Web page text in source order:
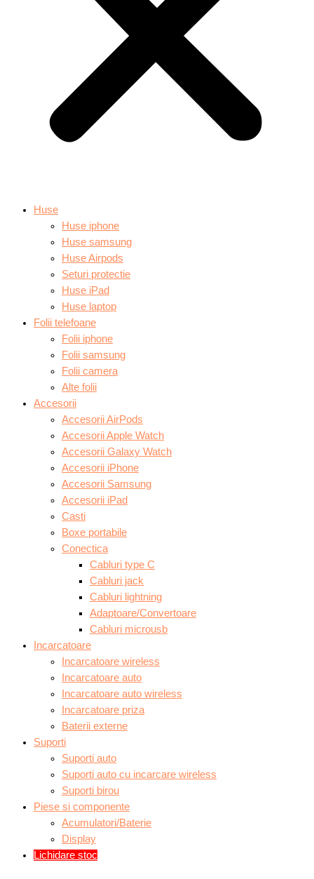
Huse
Huse iphone
Huse samsung
Huse Airpods
Seturi protectie
Huse iPad
Huse laptop
Folii telefoane
Folii iphone
Folii samsung
Folii camera
Alte folii
Accesorii
Accesorii AirPods
Accesorii Apple Watch
Accesorii Galaxy Watch
Accesorii iPhone
Accesorii Samsung
Accesorii iPad
Casti
Boxe portabile
Conectica
Cabluri type C
Cabluri jack
Cabluri lightning
Adaptoare/Convertoare
Cabluri microusb
Incarcatoare
Incarcatoare wireless
Incarcatoare auto
Incarcatoare auto wireless
Incarcatoare priza
Baterii externe
Suporti
Suporti auto
Suporti auto cu incarcare wireless
Suporti birou
Piese si componente
Acumulatori/Baterie
Display
Lichidare stoc